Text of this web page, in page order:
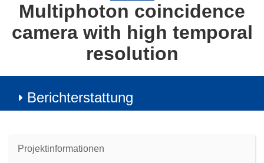
Multiphoton coincidence
camera with high temporal
resolution
Berichterstattung
Projektinformationen